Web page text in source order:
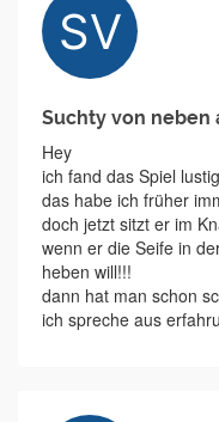
Suchty von neben
Hey
ich fand das Spiel
das habe ich früher
doch jetzt sitzt er im
wenn er die Seife in
heben will!!!
dann hat man schon
ich spreche aus